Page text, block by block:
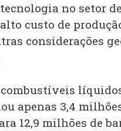
no setor
custo de
considerações
apenas 3,4
12,9 milhões de